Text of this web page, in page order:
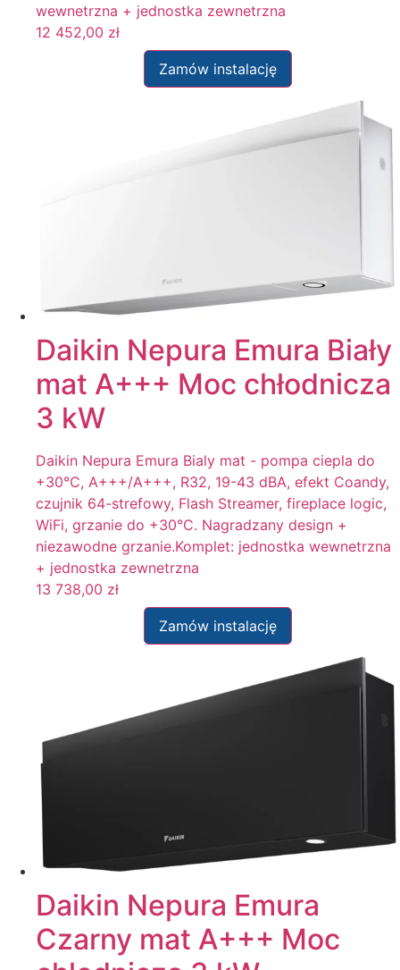
wewnetrzna + jednostka zewnetrzna
12 452,00 zł
Zamów instalację
Daikin Nepura Emura Biały
mat A+++ Moc chłodnicza
3 kW
Daikin Nepura Emura Bialy mat - pompa ciepla do
+30°C, A+++/A+++, R32, 19-43 dBA, efekt Coandy,
czujnik 64-strefowy, Flash Streamer, fireplace logic,
WiFi, grzanie do +30°C. Nagradzany design +
niezawodne grzanie.Komplet: jednostka wewnetrzna
+ jednostka zewnetrzna
13 738,00 zł
Zamów instalację
Daikin Nepura Emura
Czarny mat A+++ Moc